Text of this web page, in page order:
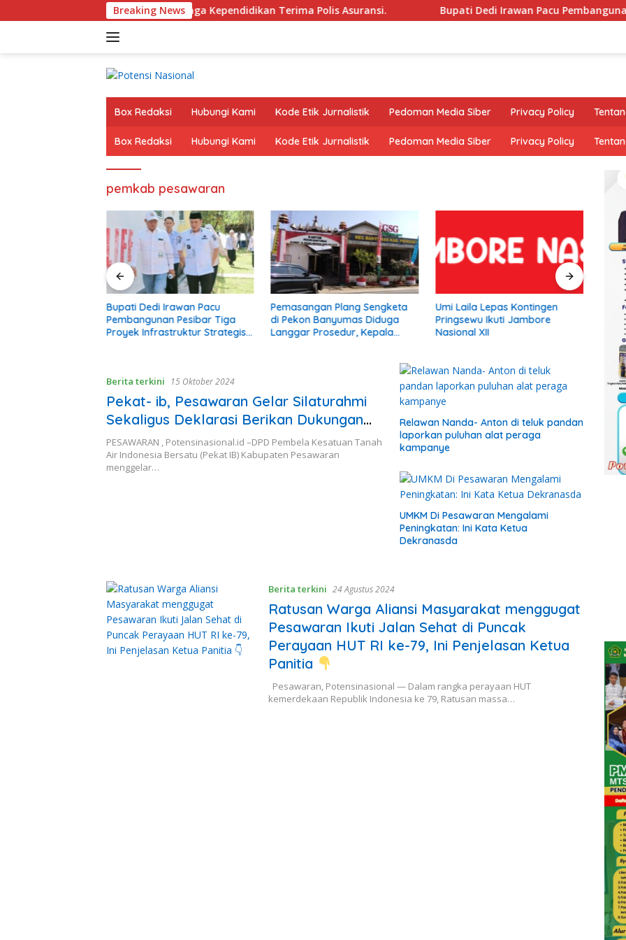
ke
Breaking News
OJK, ASN Guru Dan Tenaga Kependidikan Terima Polis Asuransi. Bupati Dedi Irawan Pacu Pembangunan
Box Redaksi Hubungi Kami Kode Etik Jurnalistik Pedoman Media Siber Privacy Policy
Box Redaksi Hubungi Kami Kode Etik Jurnalistik Pedoman Media Siber Privacy Policy
pemkab pesawaran
Bupati Dedi Irawan Pacu
Pembangunan Pesibar Tiga
Proyek Infrastruktur Strategis
Pemasangan Plang Sengketa
di Pekon Banyumas Diduga
Langgar Prosedur, Kepala
Umi Laila Lepas Kontingen
Pringsewu Ikuti Jambore
Nasional XII
Tim
Berita terkini 15 Oktober 2024
Pekat- ib, Pesawaran Gelar Silaturahmi
Sekaligus Deklarasi Berikan Dukungan
Kepada Nanda – Anton
PESAWARAN , Potensinasional.id –DPD Pembela Kesatuan Tanah
Air Indonesia Bersatu (Pekat IB) Kabupaten Pesawaran
menggelar…
Relawan Nanda- Anton di teluk pandan
laporkan puluhan alat peraga
kampanye
UMKM Di Pesawaran Mengalami
Peningkatan: Ini Kata Ketua
Dekranasda
Berita terkini 24 Agustus 2024
Ratusan Warga Aliansi Masyarakat menggugat
Pesawaran Ikuti Jalan Sehat di Puncak
Perayaan HUT RI ke-79, Ini Penjelasan Ketua
Panitia
Pesawaran, Potensinasional — Dalam rangka perayaan HUT
kemerdekaan Republik Indonesia ke 79, Ratusan massa…